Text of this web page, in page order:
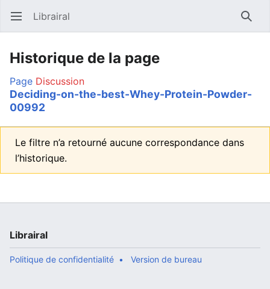
Ouvrir le menu principal Librairal
Historique de la page
Page Discussion
Deciding-on-the-best-Whey-Protein-Powder-
00992
Le filtre n’a retourné aucune correspondance dans
l’historique.
Librairal
Politique de confidentialité Version de bureau